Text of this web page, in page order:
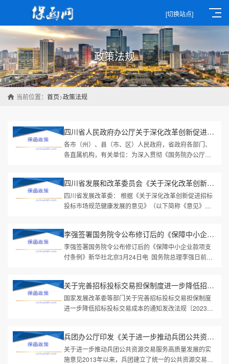
[切换站点]
政策法规
当前位置： 首页>政策法规
四川省人民政府办公厅关于深化改革创新促进招标投标市场规范健康...
各市（州）、县（市、区）人民政府，省政府各部门、
各直属机构，有关单位：为深入贯彻《国务院办公厅关
四川省发展和改革委员会《关于深化改革创新促进招标投标市场规范...
四川省发展改革委： 根据《关于深化改革创新促进招标
投标市场规范健康发展的意见》（以下简称《意见》）
李强签署国务院令公布修订后的《保障中小企业款项支付条例》
李强签署国务院令公布修订后的《保障中小企业款项支
付条例》新华社北京3月24日电 国务院总理李强日前签
关于完善招标投标交易担保制度进一步降低招标投标交易成本的通知
国家发展改革委等部门关于完善招标投标交易担保制度
进一步降低招标投标交易成本的通知发改法规〔2023〕
兵团办公厅印发《关于进一步推动兵团公共资源交易服务高质量发展...
关于进一步推动兵团公共资源交易服务高质量发展的实
施意见2013年以来，兵团建立了统一的公共资源交易平